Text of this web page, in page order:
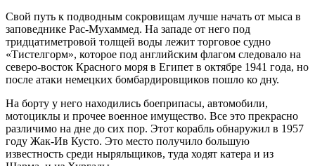
Свой путь к подводным сокровищам лучше начать от мыса в
заповеднике Рас-Мухаммед. На западе от него под
тридцатиметровой толщей воды лежит торговое судно
«Тистелгорм», которое под английским флагом следовало на
северо-восток Красного моря в Египет в октябре 1941 года, но
после атаки немецких бомбардировщиков пошло ко дну.
На борту у него находились боеприпасы, автомобили,
мотоциклы и прочее военное имущество. Все это прекрасно
различимо на дне до сих пор. Этот корабль обнаружил в 1957
году Жак-Ив Кусто. Это место получило большую
известность среди ныряльщиков, туда ходят катера и из